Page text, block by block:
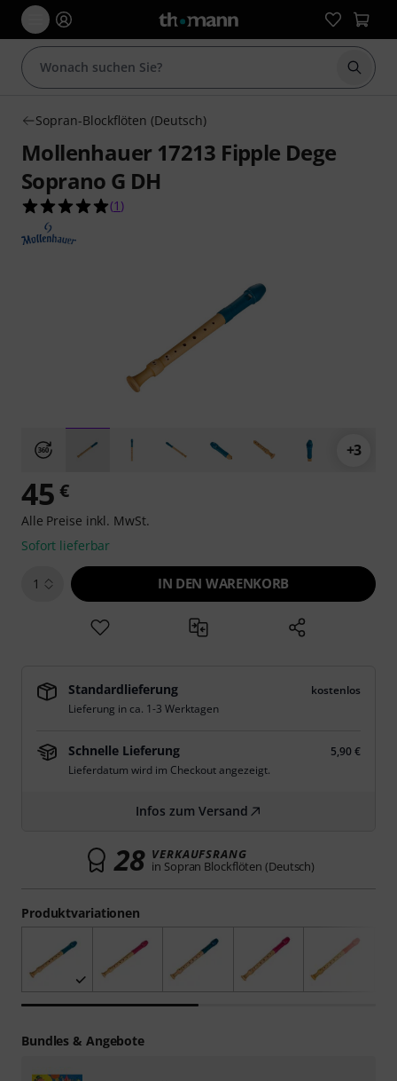
Suche
Sopran-Blockflöten (Deutsch)
Mollenhauer 17213 Fipple Dege
Soprano G DH
5.0 von 5 Sternen aus 1 Kundenbewertungen
(1 )
+3
Produktvariationen
45 €
Alle Preise inkl. MwSt.
Sofort lieferbar
1 IN DEN WARENKORB
Standardlieferung
kostenlos
Lieferung in ca. 1-3 Werktagen
Schnelle Lieferung
5,90 €
Lieferdatum wird im Checkout angezeigt.
Infos zum Versand
28 VERKAUFSRANG
in Sopran Blockflöten (Deutsch)
Bundles & Angebote